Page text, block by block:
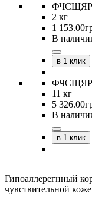
2 кг
1 153.00
В
в 1 клик
11 кг
5 326.00
В
в 1 клик
Гипоаллерегнный
чувствительной